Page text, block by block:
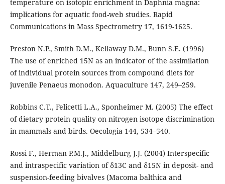
temperature on isotopic enrichment in Daphnia magna:
implications for aquatic food-web studies. Rapid
Communications in Mass Spectrometry 17, 1619-1625.
Preston N.P., Smith D.M., Kellaway D.M., Bunn S.E. (1996)
The use of enriched 15N as an indicator of the assimilation
of individual protein sources from compound diets for
juvenile Penaeus monodon. Aquaculture 147, 249–259.
Robbins C.T., Felicetti L.A., Sponheimer M. (2005) The effect
of dietary protein quality on nitrogen isotope discrimination
in mammals and birds. Oecologia 144, 534–540.
Rossi F., Herman P.M.J., Middelburg J.J. (2004) Interspecific
and intraspecific variation of δ13C and δ15N in deposit- and
suspension-feeding bivalves (Macoma balthica and